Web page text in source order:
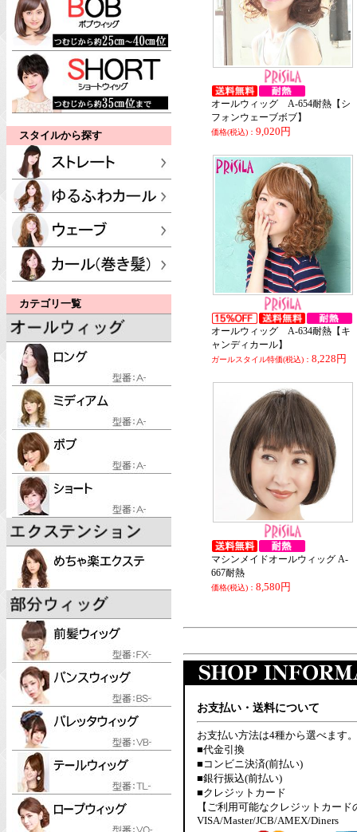
スタイルから探す
カテゴリ一覧
オールウィッグ A-654耐熱【シ
フォンウェーブボブ】
価格(税込)： 9,020円
オールウィッグ A-634耐熱【キ
ャンディカール】
ガールスタイル特価(税込)： 8,228円
マシンメイドオールウィッグ A-
667耐熱
価格(税込)： 8,580円
お支払い・送料について
お支払い方法は4種から選べます。
■代金引換
■コンビニ決済(前払い)
■銀行振込(前払い)
■クレジットカード
【ご利用可能なクレジットカード
VISA/Master/JCB/AMEX/Diners